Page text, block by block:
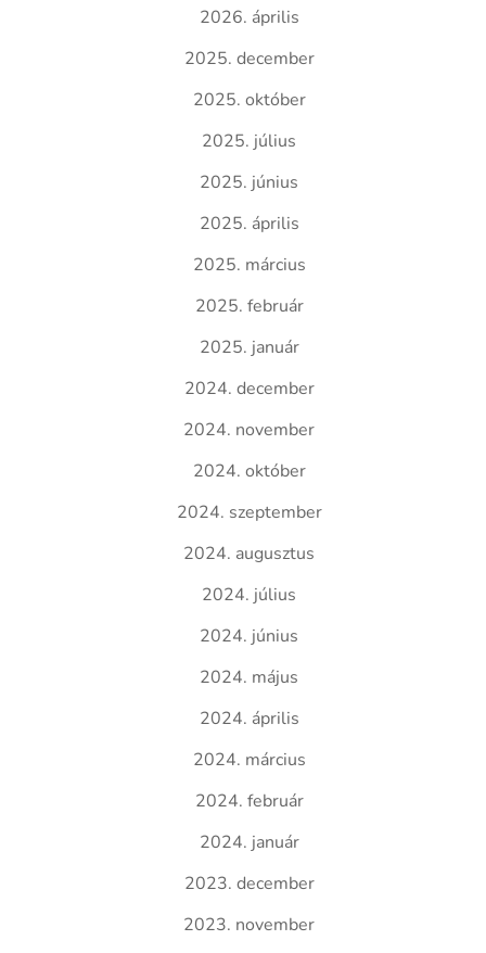
2026. április
2025. december
2025. október
2025. július
2025. június
2025. április
2025. március
2025. február
2025. január
2024. december
2024. november
2024. október
2024. szeptember
2024. augusztus
2024. július
2024. június
2024. május
2024. április
2024. március
2024. február
2024. január
2023. december
2023. november